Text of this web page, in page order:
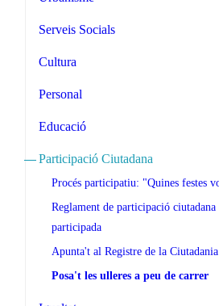
Serveis Socials
Cultura
Personal
Educació
Participació Ciutadana
Procés participatiu: "Quines festes
Reglament de participació
participada
Apunta't al Registre de la Ciutadania
Posa't les ulleres a peu de carrer